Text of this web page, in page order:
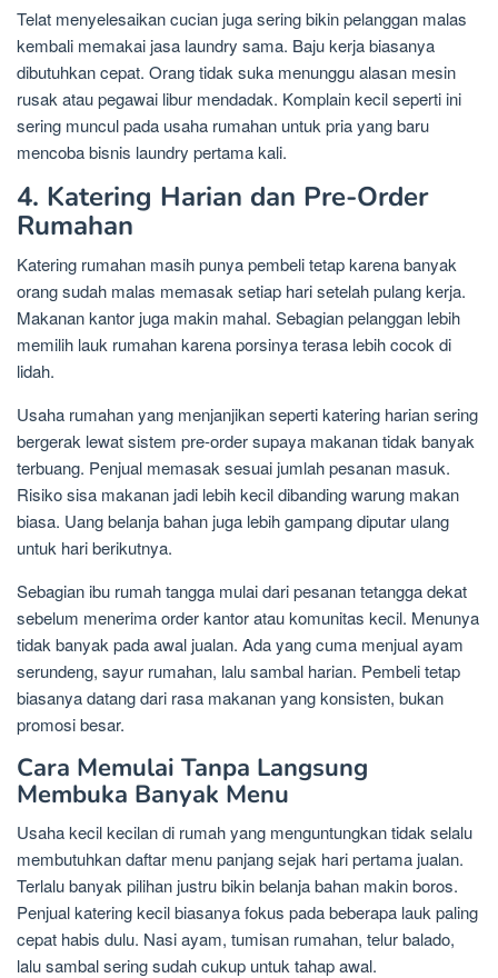
Telat menyelesaikan cucian juga sering bikin pelanggan malas
kembali memakai jasa laundry sama. Baju kerja biasanya
dibutuhkan cepat. Orang tidak suka menunggu alasan mesin
rusak atau pegawai libur mendadak. Komplain kecil seperti ini
sering muncul pada usaha rumahan untuk pria yang baru
mencoba bisnis laundry pertama kali.
4. Katering Harian dan Pre-Order
Rumahan
Katering rumahan masih punya pembeli tetap karena banyak
orang sudah malas memasak setiap hari setelah pulang kerja.
Makanan kantor juga makin mahal. Sebagian pelanggan lebih
memilih lauk rumahan karena porsinya terasa lebih cocok di
lidah.
Usaha rumahan yang menjanjikan seperti katering harian sering
bergerak lewat sistem pre-order supaya makanan tidak banyak
terbuang. Penjual memasak sesuai jumlah pesanan masuk.
Risiko sisa makanan jadi lebih kecil dibanding warung makan
biasa. Uang belanja bahan juga lebih gampang diputar ulang
untuk hari berikutnya.
Sebagian ibu rumah tangga mulai dari pesanan tetangga dekat
sebelum menerima order kantor atau komunitas kecil. Menunya
tidak banyak pada awal jualan. Ada yang cuma menjual ayam
serundeng, sayur rumahan, lalu sambal harian. Pembeli tetap
biasanya datang dari rasa makanan yang konsisten, bukan
promosi besar.
Cara Memulai Tanpa Langsung
Membuka Banyak Menu
Usaha kecil kecilan di rumah yang menguntungkan tidak selalu
membutuhkan daftar menu panjang sejak hari pertama jualan.
Terlalu banyak pilihan justru bikin belanja bahan makin boros.
Penjual katering kecil biasanya fokus pada beberapa lauk paling
cepat habis dulu. Nasi ayam, tumisan rumahan, telur balado,
lalu sambal sering sudah cukup untuk tahap awal.